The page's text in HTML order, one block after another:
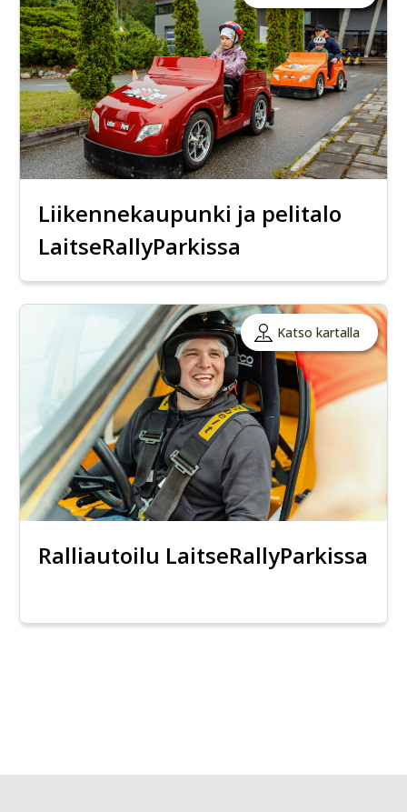
Liikennekaupunki ja pelitalo
LaitseRallyParkissa
Katso kartalla
Ralliautoilu LaitseRallyParkissa